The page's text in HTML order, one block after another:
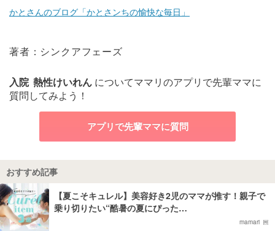
かとさんのブログ「かとさンちの愉快な毎日」
著者：シンクアフェーズ
入院 熱性けいれん についてママリのアプリで先輩ママに
質問してみよう！
アプリで先輩ママに質問
おすすめ記事
【夏こそキュレル】美容好き2児のママが推す！親子で
乗り切りたい“酷暑の夏にぴった…
mamari